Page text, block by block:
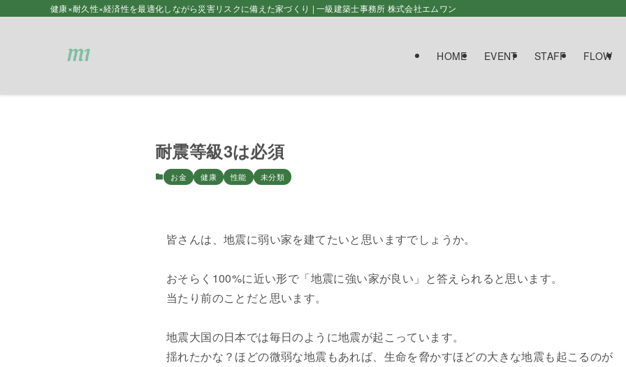
健康×耐久性×経済性を最適化しながら災害リスクに備えた家づくり | 一級建築士事務所 株式会社エムワン
HOME EVENT STAFF FLOW
耐震等級3は必須
お金 健康 性能 未分類
皆さんは、地震に弱い家を建てたいと思いますでしょうか。
おそらく100%に近い形で「地震に強い家が良い」と答えられると思います。
当たり前のことだと思います。
地震大国の日本では毎日のように地震が起こっています。
揺れたかな？ほどの微弱な地震もあれば、生命を脅かすほどの大きな地震も起こるのが